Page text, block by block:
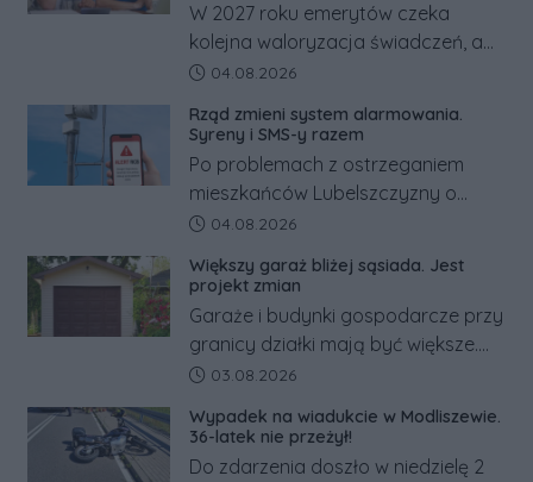
W 2027 roku emerytów czeka
kolejna waloryzacja świadczeń, a
pracowników podwyżka płacy
tym zmianom zyskają.
Data dodania artykułu:
04.08.2026
Rząd zmieni system alarmowania.
Syreny i SMS-y razem
Po problemach z ostrzeganiem
mieszkańców Lubelszczyzny o
rosyjskim zagrożeniu rząd
alarmowych, alertów RCB i aplikacji
w jeden system.
Data dodania artykułu:
04.08.2026
Większy garaż bliżej sąsiada. Jest
projekt zmian
Garaże i budynki gospodarcze przy
granicy działki mają być większe.
Projekt zaostrza też zasady
ogrodzeń.
Data dodania artykułu:
03.08.2026
Wypadek na wiadukcie w Modliszewie.
36-latek nie przeżył!
Do zdarzenia doszło w niedzielę 2